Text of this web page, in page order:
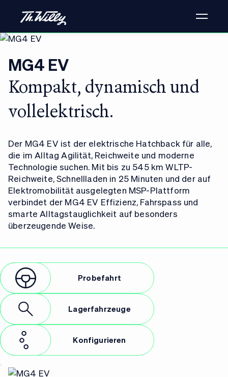
MG4 EV
Kompakt, dynamisch und
vollelektrisch.
Der MG4 EV ist der elektrische Hatchback für alle,
die im Alltag Agilität, Reichweite und moderne
Technologie suchen. Mit bis zu 545 km WLTP-
Reichweite, Schnellladen in 25 Minuten und der auf
Elektromobilität ausgelegten MSP-Plattform
verbindet der MG4 EV Effizienz, Fahrspass und
smarte Alltagstauglichkeit auf besonders
überzeugende Weise.
Probefahrt
Lagerfahrzeuge
Konfigurieren